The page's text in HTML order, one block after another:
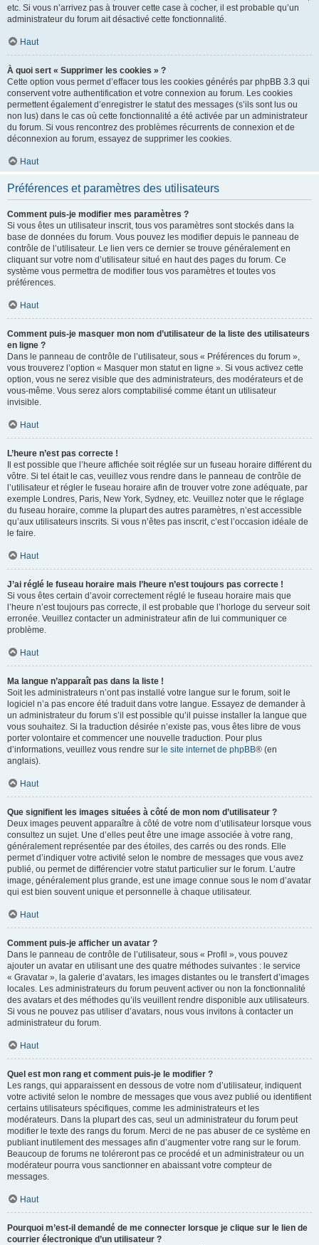
etc. Si vous n’arrivez pas à trouver cette case à cocher, il est probable qu’un
administrateur du forum ait désactivé cette fonctionnalité.
Haut
À quoi sert « Supprimer les cookies » ?
Cette option vous permet d’effacer tous les cookies générés par phpBB 3.3 qui
conservent votre authentification et votre connexion au forum. Les cookies
permettent également d’enregistrer le statut des messages (s’ils sont lus ou
non lus) dans le cas où cette fonctionnalité a été activée par un administrateur
du forum. Si vous rencontrez des problèmes récurrents de connexion et de
déconnexion au forum, essayez de supprimer les cookies.
Haut
Préférences et paramètres des utilisateurs
Comment puis-je modifier mes paramètres ?
Si vous êtes un utilisateur inscrit, tous vos paramètres sont stockés dans la
base de données du forum. Vous pouvez les modifier depuis le panneau de
contrôle de l’utilisateur. Le lien vers ce dernier se trouve généralement en
cliquant sur votre nom d’utilisateur situé en haut des pages du forum. Ce
système vous permettra de modifier tous vos paramètres et toutes vos
préférences.
Haut
Comment puis-je masquer mon nom d’utilisateur de la liste des utilisateurs
en ligne ?
Dans le panneau de contrôle de l’utilisateur, sous « Préférences du forum »,
vous trouverez l’option « Masquer mon statut en ligne ». Si vous activez cette
option, vous ne serez visible que des administrateurs, des modérateurs et de
vous-même. Vous serez alors comptabilisé comme étant un utilisateur
invisible.
Haut
L’heure n’est pas correcte !
Il est possible que l’heure affichée soit réglée sur un fuseau horaire différent du
vôtre. Si tel était le cas, veuillez vous rendre dans le panneau de contrôle de
l’utilisateur et régler le fuseau horaire afin de trouver votre zone adéquate, par
exemple Londres, Paris, New York, Sydney, etc. Veuillez noter que le réglage
du fuseau horaire, comme la plupart des autres paramètres, n’est accessible
qu’aux utilisateurs inscrits. Si vous n’êtes pas inscrit, c’est l’occasion idéale de
le faire.
Haut
J’ai réglé le fuseau horaire mais l’heure n’est toujours pas correcte !
Si vous êtes certain d’avoir correctement réglé le fuseau horaire mais que
l’heure n’est toujours pas correcte, il est probable que l’horloge du serveur soit
erronée. Veuillez contacter un administrateur afin de lui communiquer ce
problème.
Haut
Ma langue n’apparaît pas dans la liste !
Soit les administrateurs n’ont pas installé votre langue sur le forum, soit le
logiciel n’a pas encore été traduit dans votre langue. Essayez de demander à
un administrateur du forum s’il est possible qu’il puisse installer la langue que
vous souhaitez. Si la traduction désirée n’existe pas, vous êtes libre de vous
porter volontaire et commencer une nouvelle traduction. Pour plus
d’informations, veuillez vous rendre sur le site internet de phpBB® (en
anglais).
Haut
Que signifient les images situées à côté de mon nom d’utilisateur ?
Deux images peuvent apparaître à côté de votre nom d’utilisateur lorsque vous
consultez un sujet. Une d’elles peut être une image associée à votre rang,
généralement représentée par des étoiles, des carrés ou des ronds. Elle
permet d’indiquer votre activité selon le nombre de messages que vous avez
publié, ou permet de différencier votre statut particulier sur le forum. L’autre
image, généralement plus grande, est une image connue sous le nom d’avatar
qui est bien souvent unique et personnelle à chaque utilisateur.
Haut
Comment puis-je afficher un avatar ?
Dans le panneau de contrôle de l’utilisateur, sous « Profil », vous pouvez
ajouter un avatar en utilisant une des quatre méthodes suivantes : le service
« Gravatar », la galerie d’avatars, les images distantes ou le transfert d’images
locales. Les administrateurs du forum peuvent activer ou non la fonctionnalité
des avatars et des méthodes qu’ils veuillent rendre disponible aux utilisateurs.
Si vous ne pouvez pas utiliser d’avatars, nous vous invitons à contacter un
administrateur du forum.
Haut
Quel est mon rang et comment puis-je le modifier ?
Les rangs, qui apparaissent en dessous de votre nom d’utilisateur, indiquent
votre activité selon le nombre de messages que vous avez publié ou identifient
certains utilisateurs spécifiques, comme les administrateurs et les
modérateurs. Dans la plupart des cas, seul un administrateur du forum peut
modifier le texte des rangs du forum. Merci de ne pas abuser de ce système en
publiant inutilement des messages afin d’augmenter votre rang sur le forum.
Beaucoup de forums ne toléreront pas ce procédé et un administrateur ou un
modérateur pourra vous sanctionner en abaissant votre compteur de
messages.
Haut
Pourquoi m’est-il demandé de me connecter lorsque je clique sur le lien de
courrier électronique d’un utilisateur ?